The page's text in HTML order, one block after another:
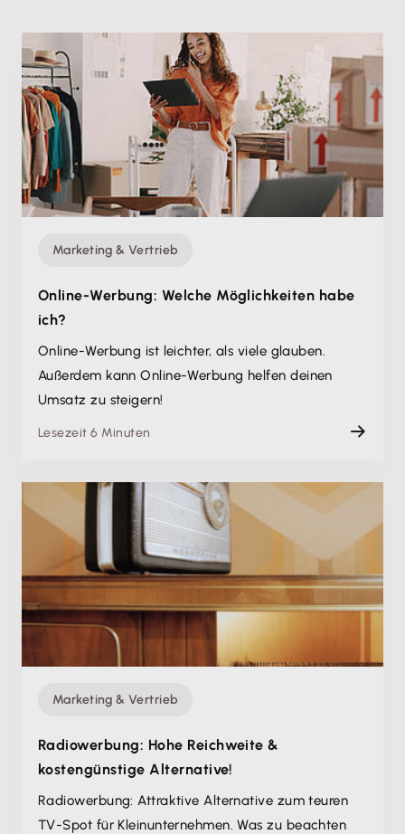
Marketing & Vertrieb
Online-Werbung: Welche Möglichkeiten habe
ich?
Online-Werbung ist leichter, als viele glauben.
Außerdem kann Online-Werbung helfen deinen
Umsatz zu steigern!
Lesezeit 6 Minuten
Marketing & Vertrieb
Radiowerbung: Hohe Reichweite &
kostengünstige Alternative!
Radiowerbung: Attraktive Alternative zum teuren
TV-Spot für Kleinunternehmen. Was zu beachten